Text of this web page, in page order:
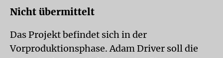
Nicht übermittelt
Das Projekt befindet sich in der
Vorproduktionsphase. Adam Driver soll die